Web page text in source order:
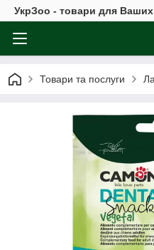
УкрЗоо - товари для
Товари та послуги